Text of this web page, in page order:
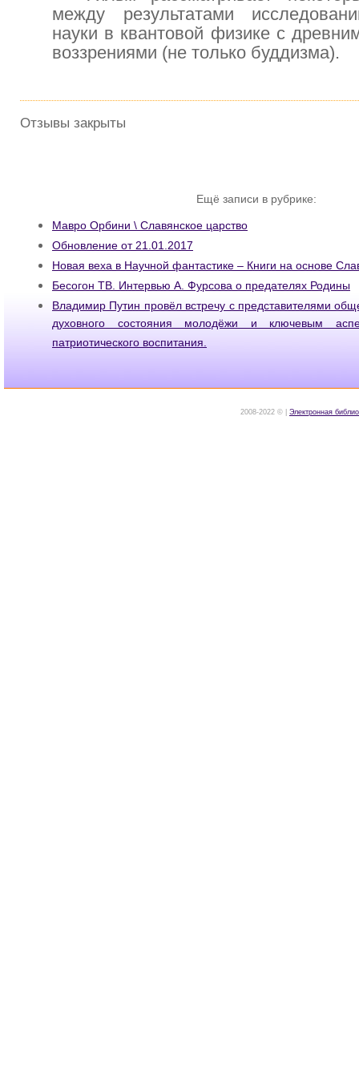
между результатами
науки в квантовой физике с
воззрениями (не только буддизма).
Отзывы закрыты
Ещё записи в рубрике:
Мавро Орбини \ Славянское царство
Обновление от 21.01.2017
Новая веха в Научной фантастике – Книги на основе
Бесогон ТВ. Интервью А. Фурсова о предателях Родины
Владимир Путин провёл встречу с представителями
духовного состояния молодёжи и ключевым
патриотического воспитания.
2008-2022 © | Электронная